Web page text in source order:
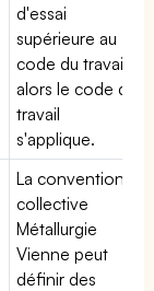
d'essai
supérieure au
code du travail,
alors le code du
travail
s'applique.
La convention
collective
Métallurgie
Vienne peut
définir des